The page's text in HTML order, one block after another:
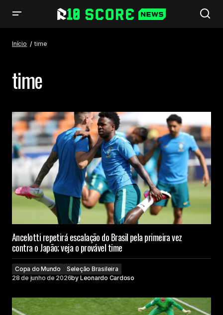
Início time
time
Ancelotti repetirá escalação do Brasil pela primeira vez
contra o Japão; veja o provável time
Copa do Mundo
Seleção Brasileira
28 de junho de 2026by Leonardo Cardoso